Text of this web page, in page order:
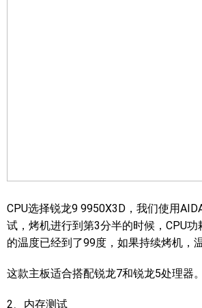
CPU选择锐龙9 9950X3D，我们使用
试，烤机进行到第3分半的时候，CPU
的温度已经到了99度，如果持续烤机，
这款主板适合搭配锐龙7和锐龙5处理器。
2、内存测试